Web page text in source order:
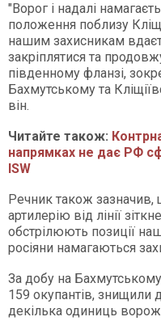
"Ворог і надалі
положення поблизу
нашим захисникам
закріплятися та
південному фланзі,
Бахмутському та
він.
Читайте також:
напрямках не дає РФ
ISW
Речник також зазначив,
артилерію від лінії
обстрілюють позиції
росіяни намагаються
За добу на
159 окупантів, знищили
декілька одиниць